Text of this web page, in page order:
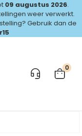
09 augustus 2026.
weer verwerkt.
Gebruik dan de
0